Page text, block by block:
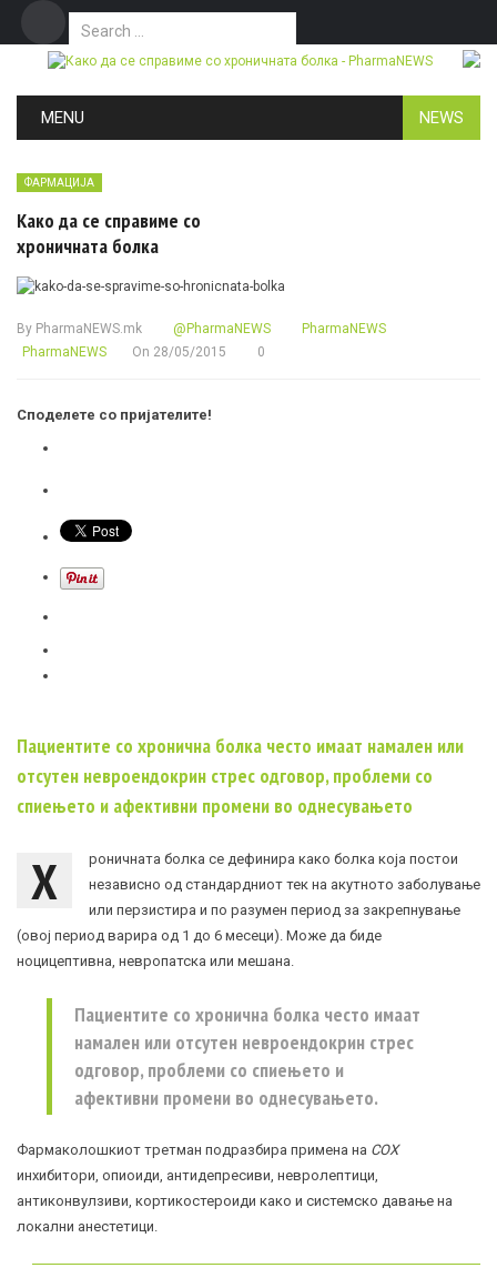
Search for:
MENU NEWS
ФАРМАЦИЈА
Како да се справиме со
хроничната болка
By PharmaNEWS.mk @PharmaNEWS
PharmaNEWS
PharmaNEWS
On 28/05/2015 0
Споделете со пријателите!
Пациентите со хронична болка често имаат намален или
отсутен невроендокрин стрес одговор, проблеми со
спиењето и афективни промени во однесувањето
Х
роничната болка се дефинира како болка која постои
независно од стандардниот тек на акутното заболување
или перзистира и по разумен период за закрепнување
(овој период варира од 1 до 6 месеци). Може да биде
ноцицептивна, невропатска или мешана.
Пациентите со хронична болка често имаат
намален или отсутен невроендокрин стрес
одговор, проблеми со спиењето и
афективни промени во однесувањето.
Фармаколошкиот третман подразбира примена на COX
инхибитори, опиоиди, антидепресиви, невролептици,
антиконвулзиви, кортикостероиди како и системско давање на
локални анестетици.